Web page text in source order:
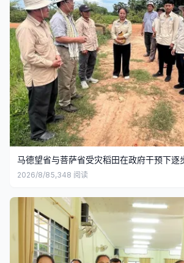
马德望省与菩萨省受灾稻田在政府干预下逐
2026/8/85,348 阅读